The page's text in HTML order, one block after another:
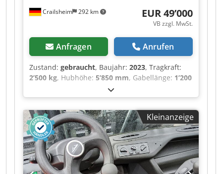
Umgebungsgeräusch (LwA): < 106 dB
Crailsheim 292 km EUR 49’000
VB zzgl. MwSt.
Anfragen Anrufen
Zustand: gebraucht, Baujahr: 2023, Tragkraft:
2’500 kg, Hubhöhe: 5’850 mm, Gabellänge: 1’200
5’094 mm
seitliche Reichweite: 3.40 m ・Ausbrechkraft mit
Schaufel: 3427 daN ・Kippwinkel 12 ° ・
Schüttwinkel 117 ° ・Wenderadius (über Räder)
3.31 m ・Eigengewicht (mit Gabel) 4800 kg ・
Bereifung: Pneumatisch ・Heben 8 s ・Senken
5.40 s ・Teleskop ausfahren 5.60 s ・Teleskop
Einfahren 4.30 s ・Ankippen 3.50 s ・Auskippen
3.60 s ・Anzahl der Zylinder / Tragfähigkeit der
Kleinanzeige